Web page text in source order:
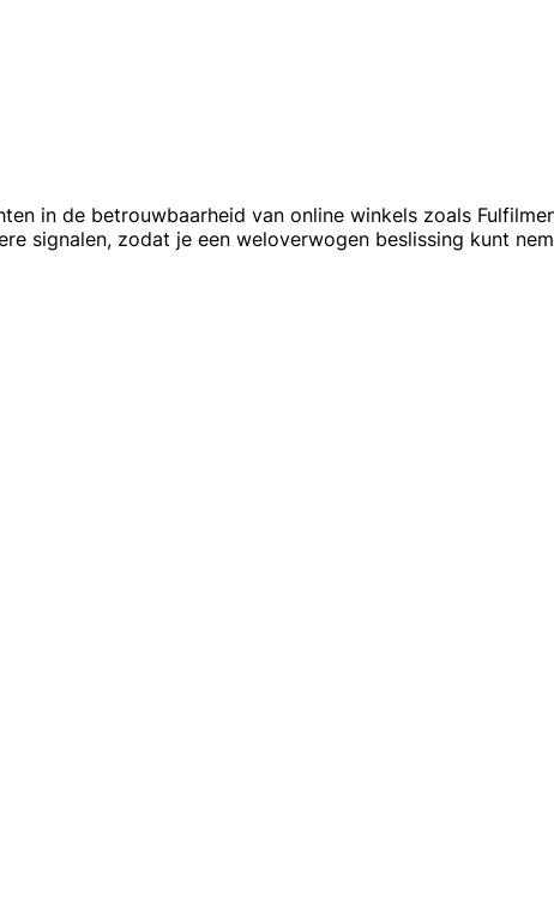
in de betrouwbaarheid van online winkels zoals
signalen, zodat je een weloverwogen beslissing kunt